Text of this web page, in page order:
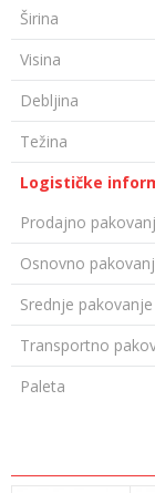
Širina
Visina
Debljina
Težina
Logističke
Prodajno
Osnovno
Srednje pakovanje
Transportno
Paleta